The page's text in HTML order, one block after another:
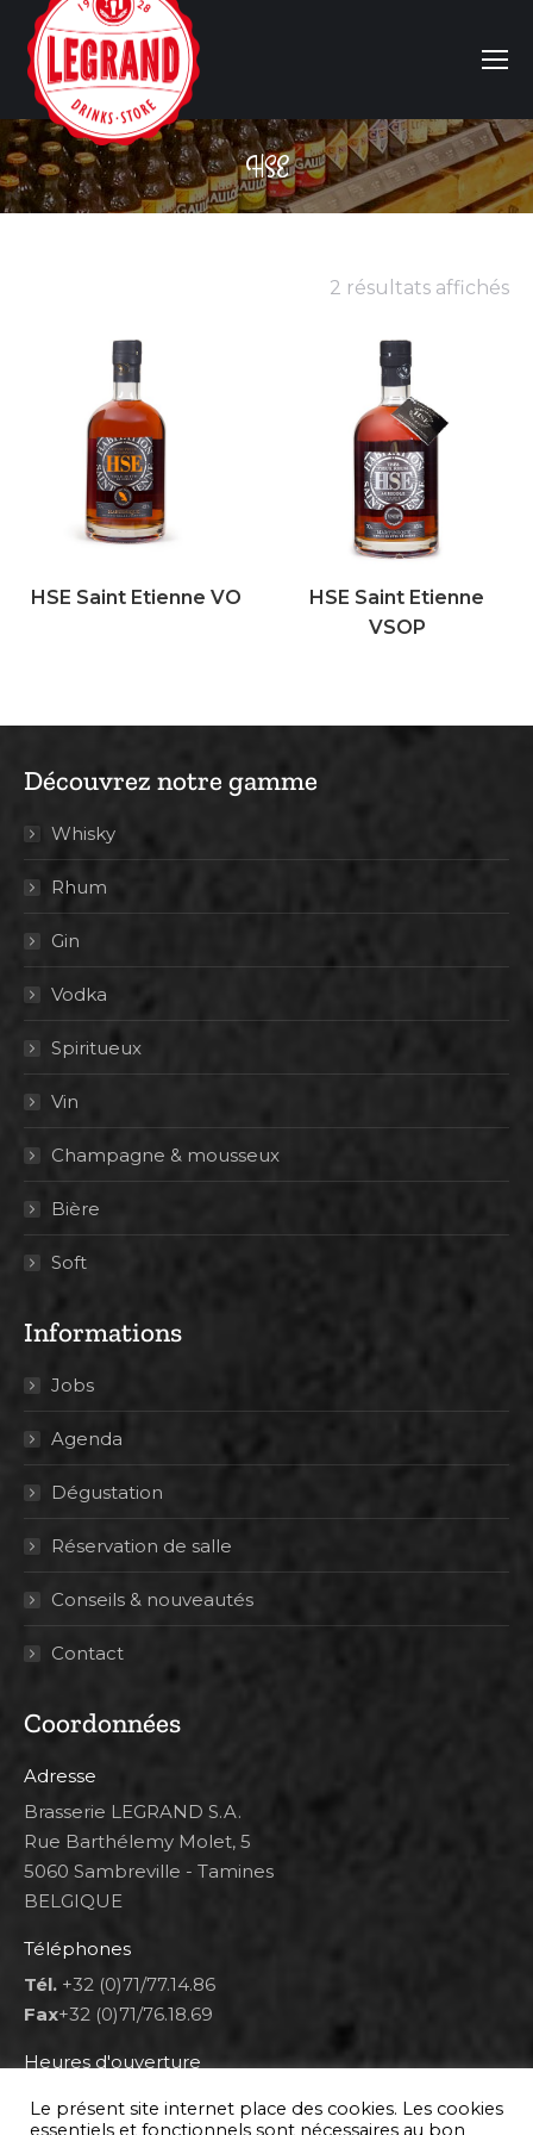
HSE
Vous êtes ici :
2 résultats affichés
HSE Saint Etienne VO
HSE Saint Etienne
VSOP
Découvrez notre gamme
Whisky
Rhum
Gin
Vodka
Spiritueux
Vin
Champagne & mousseux
Bière
Soft
Informations
Jobs
Agenda
Dégustation
Réservation de salle
Conseils & nouveautés
Contact
Coordonnées
Adresse
Brasserie LEGRAND S.A.
Rue Barthélemy Molet, 5
5060 Sambreville - Tamines
BELGIQUE
Téléphones
Tél. +32 (0)71/77.14.86
Fax+32 (0)71/76.18.69
Heures d'ouverture
Lun 8h00-12h00 et 12h30-14h30
Mar au ven 8h00-12h00 et 12h30-17h00
Le présent site internet place des cookies. Les cookies
essentiels et fonctionnels sont nécessaires au bon